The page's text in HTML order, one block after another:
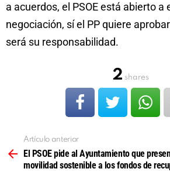
a acuerdos, el PSOE está abierto a
negociación, sí el PP quiere
será su responsabilidad.
2 shares
más
Artículo anterior
El PSOE pide al Ayuntamiento que
movilidad sostenible a los fondos de